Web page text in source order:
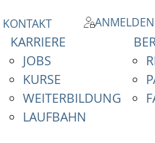
KONTAKT ANMELDEN
KARRIERE
JOBS
KURSE
WEITERBILDUNG
LAUFBAHN